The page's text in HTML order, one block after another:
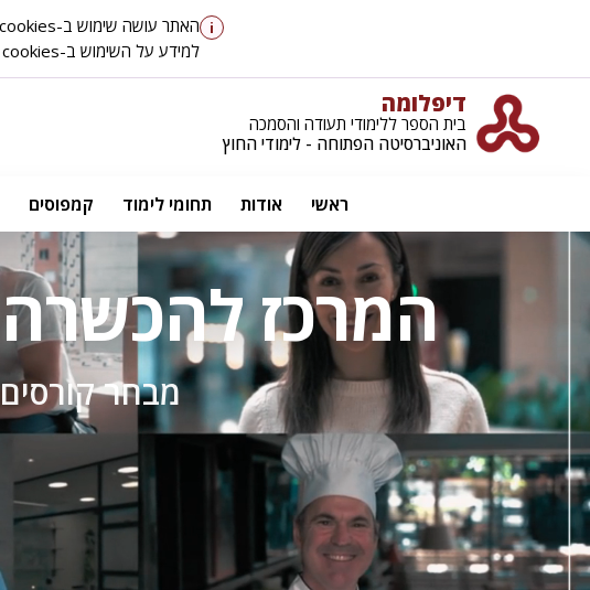
i
האתר עושה שימוש ב-cookies כדי לספק לך חוויית גלישה טובה יותר, וכן למטרות סטטיסטיקה, אפיון ושיווק.
למידע על השימוש ב-cookies ועל מדיניות הפרטיות המעודכנת,
דיפלומה
בית הספר ללימודי תעודה והסמכה
האוניברסיטה הפתוחה - לימודי החוץ
ראשי אודות תחומי לימוד קמפוסים
המרכז
מבחר